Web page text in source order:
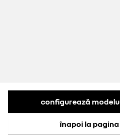
configurează
înapoi la